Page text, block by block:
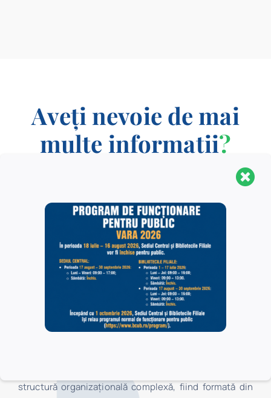
Aveți nevoie de mai
multe informații?
CONTACT
structură organizaţională complexă, fiind formată din